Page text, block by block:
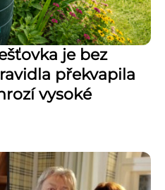
je bez
překvapila
vysoké